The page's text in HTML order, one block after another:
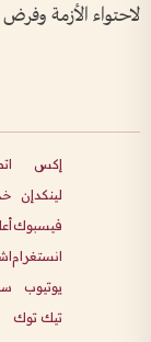
لاحتواء الأزمة وفرض
إكس
لينكدإن
فيسبوك
انستغرام
يوتيوب
تيك توك